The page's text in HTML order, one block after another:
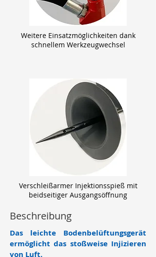
Weitere Einsatzmöglichkeiten dank
schnellem Werkzeugwechsel
Verschleißarmer Injektionsspieß mit
beidseitiger Ausgangsöffnung
Beschreibung
Das leichte Bodenbelüftungsgerät
ermöglicht das stoßweise Injizieren
von Luft.